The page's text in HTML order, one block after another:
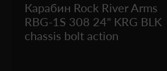
Карабин Rock River Arms
RBG-1S 308 24" KRG BLK
chassis bolt action